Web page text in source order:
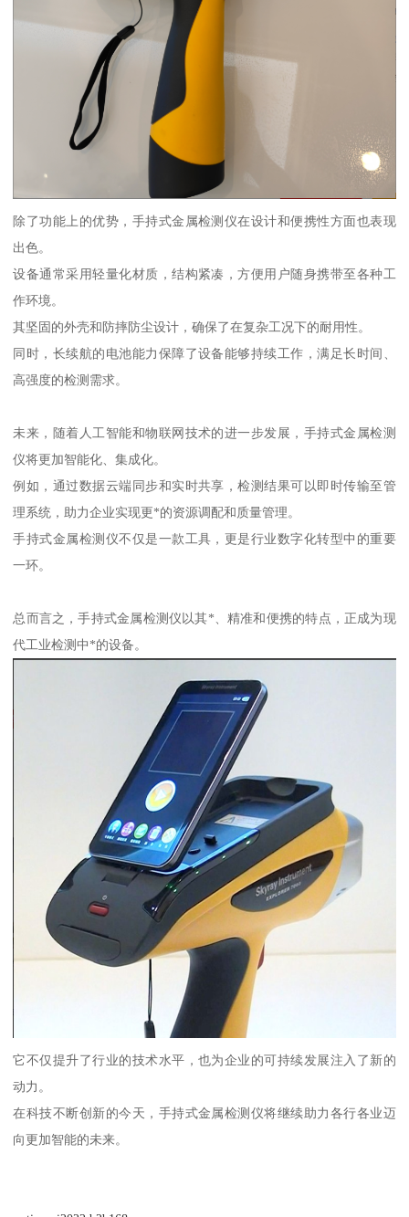
除了功能上的优势，手持式金属检测仪在设计和便携性方面也表现
出色。
设备通常采用轻量化材质，结构紧凑，方便用户随身携带至各种工
作环境。
其坚固的外壳和防摔防尘设计，确保了在复杂工况下的耐用性。
同时，长续航的电池能力保障了设备能够持续工作，满足长时间、
高强度的检测需求。
未来，随着人工智能和物联网技术的进一步发展，手持式金属检测
仪将更加智能化、集成化。
例如，通过数据云端同步和实时共享，检测结果可以即时传输至管
理系统，助力企业实现更*的资源调配和质量管理。
手持式金属检测仪不仅是一款工具，更是行业数字化转型中的重要
一环。
总而言之，手持式金属检测仪以其*、精准和便携的特点，正成为现
代工业检测中*的设备。
它不仅提升了行业的技术水平，也为企业的可持续发展注入了新的
动力。
在科技不断创新的今天，手持式金属检测仪将继续助力各行各业迈
向更加智能的未来。